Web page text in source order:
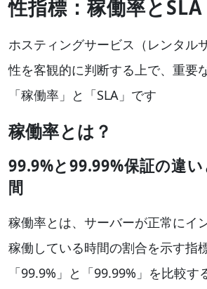
性指標：稼働率とSLA
ホスティングサービス（レンタル
性を客観的に判断する上で、重要
「稼働率」と「SLA」です
稼働率とは？
99.9%と99.99%保証の違
間
稼働率とは、サーバーが正常にイ
稼働している時間の割合を示す指標
「99.9%」と「99.99%」を比較す